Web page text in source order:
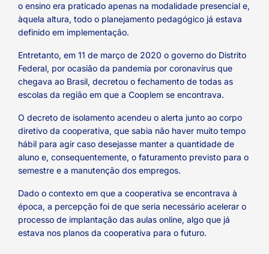
o ensino era praticado apenas na modalidade presencial e,
àquela altura, todo o planejamento pedagógico já estava
definido em implementação.
Entretanto, em 11 de março de 2020 o governo do Distrito
Federal, por ocasião da pandemia por coronavírus que
chegava ao Brasil, decretou o fechamento de todas as
escolas da região em que a Cooplem se encontrava.
O decreto de isolamento acendeu o alerta junto ao corpo
diretivo da cooperativa, que sabia não haver muito tempo
hábil para agir caso desejasse manter a quantidade de
aluno e, consequentemente, o faturamento previsto para o
semestre e a manutenção dos empregos.
Dado o contexto em que a cooperativa se encontrava à
época, a percepção foi de que seria necessário acelerar o
processo de implantação das aulas online, algo que já
estava nos planos da cooperativa para o futuro.